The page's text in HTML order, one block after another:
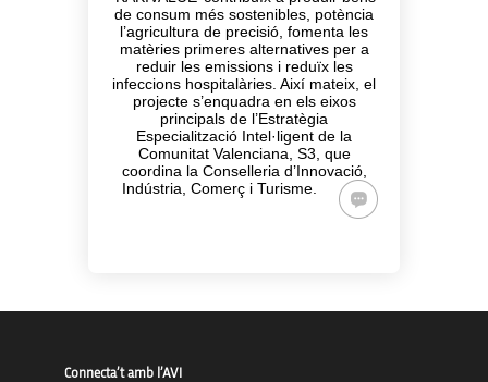
de consum més sostenibles, potència
l’agricultura de precisió, fomenta les
matèries primeres alternatives per a
reduir les emissions i reduïx les
infeccions hospitalàries. Així mateix, el
projecte s’enquadra en els eixos
principals de l’Estratègia
Especialització Intel·ligent de la
Comunitat Valenciana, S3, que
coordina la Conselleria d’Innovació,
Indústria, Comerç i Turisme.
Connecta’t amb l’AVI